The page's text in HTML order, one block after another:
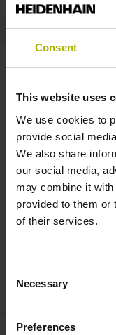
Consent
This website uses
We use cookies to
provide social
We also share
our social media,
may combine it with
provided to them or
of their services.
Selection
Necessary
Preferences
TNC7:
dem
TNC7 OVERRIDE